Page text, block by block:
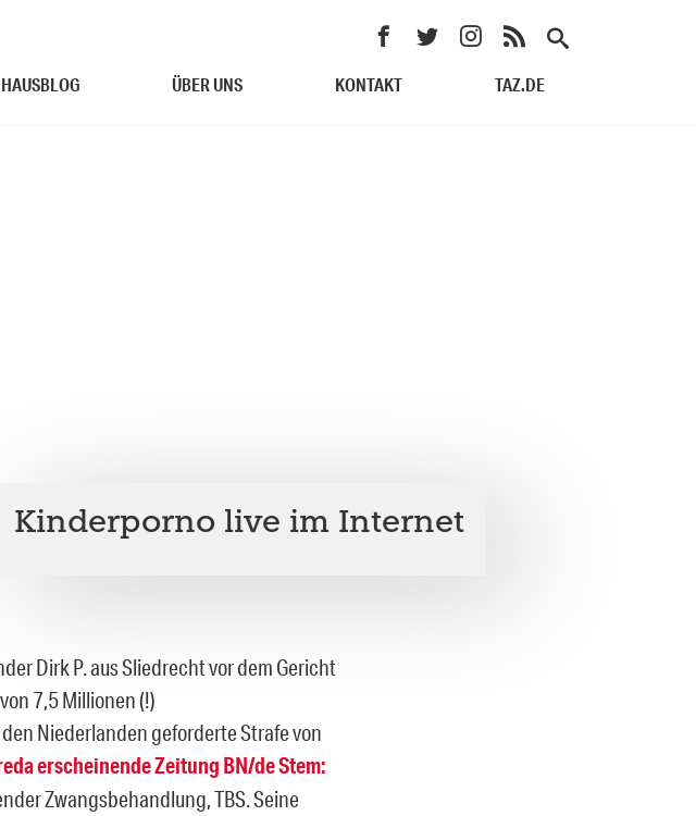
HAUSBLOG ÜBER UNS KONTAKT TAZ.DE
Kinderporno live im Internet
Dirk P. aus Sliedrecht vor dem Gericht
7,5 Millionen (!)
Niederlanden geforderte Strafe von
erscheinende Zeitung BN/de Stem:
Zwangsbehandlung, TBS. Seine